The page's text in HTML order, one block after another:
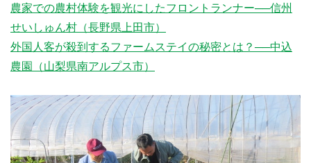
農家での農村体験を観光にしたフロントランナー──信州
せいしゅん村（長野県上田市）
外国人客が殺到するファームステイの秘密とは？──中込
農園（山梨県南アルプス市）